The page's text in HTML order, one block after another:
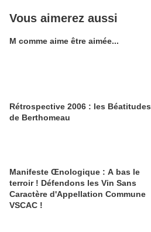
Vous aimerez aussi
M comme aime être aimée...
Rétrospective 2006 : les Béatitudes
de Berthomeau
Manifeste Œnologique : A bas le
terroir ! Défendons les Vin Sans
Caractère d'Appellation Commune
VSCAC !